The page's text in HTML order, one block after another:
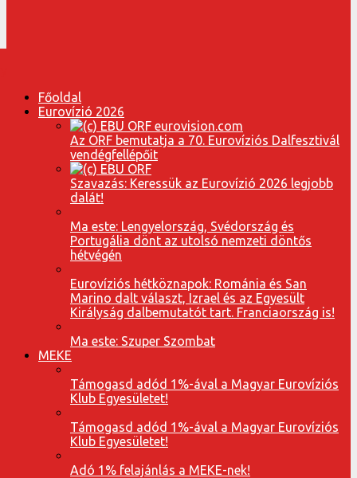
Főoldal
Eurovízió 2026
Az ORF bemutatja a 70. Eurovíziós Dalfesztivál
vendégfellépőit
Szavazás: Keressük az Eurovízió 2026 legjobb
dalát!
Ma este: Lengyelország, Svédország és
Portugália dönt az utolsó nemzeti döntős
hétvégén
Eurovíziós hétköznapok: Románia és San
Marino dalt választ, Izrael és az Egyesült
Királyság dalbemutatót tart. Franciaország is!
Ma este: Szuper Szombat
MEKE
Támogasd adód 1%-ával a Magyar Eurovíziós
Klub Egyesületet!
Támogasd adód 1%-ával a Magyar Eurovíziós
Klub Egyesületet!
Adó 1% felajánlás a MEKE-nek!